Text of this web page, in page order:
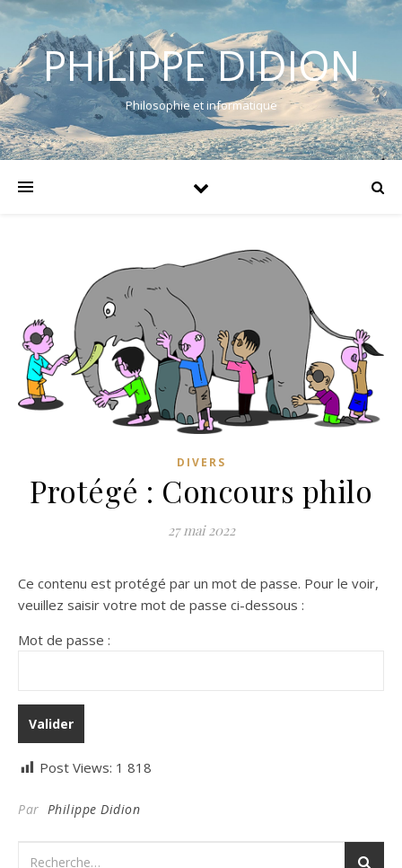
PHILIPPE DIDION
Philosophie et informatique
DIVERS
Protégé : Concours philo
27 mai 2022
Ce contenu est protégé par un mot de passe. Pour le voir,
veuillez saisir votre mot de passe ci-dessous :
Mot de passe :
Post Views: 1 818
Par Philippe Didion